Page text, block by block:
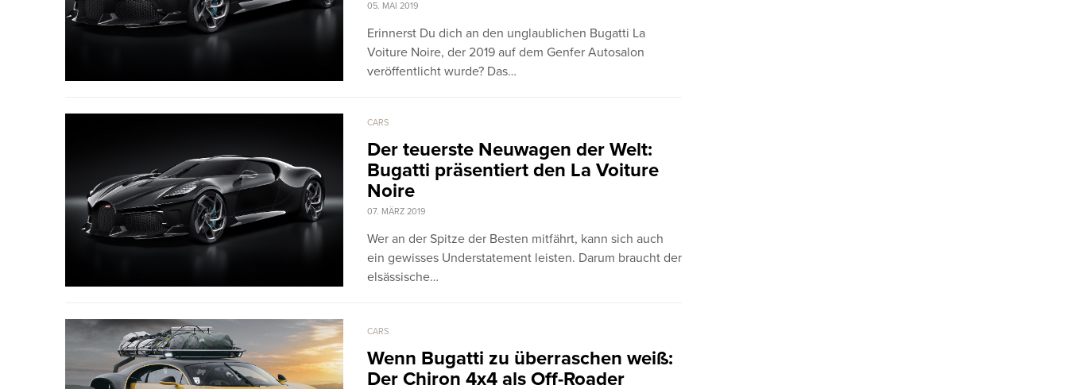
05. MAI 2019
Erinnerst Du dich an den unglaublichen Bugatti La
Voiture Noire, der 2019 auf dem Genfer Autosalon
veröffentlicht wurde? Das…
CARS
Der teuerste Neuwagen der Welt:
Bugatti präsentiert den La Voiture
Noire
07. MÄRZ 2019
Wer an der Spitze der Besten mitfährt, kann sich auch
ein gewisses Understatement leisten. Darum braucht der
elsässische…
CARS
Wenn Bugatti zu überraschen weiß:
Der Chiron 4x4 als Off-Roader